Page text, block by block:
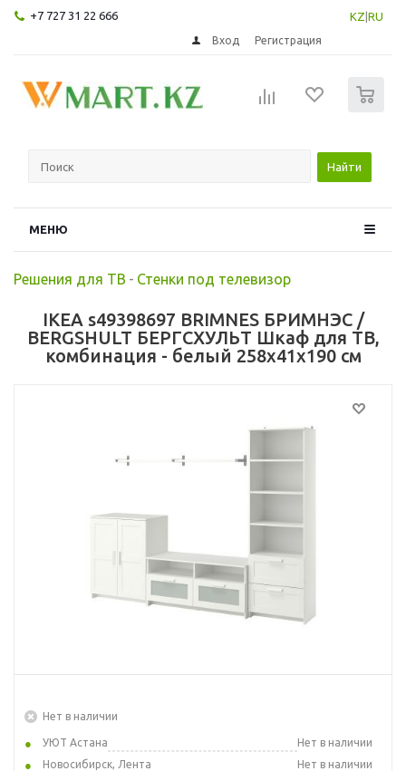
+7 727 31 22 666 KZ RU
Вход Регистрация
Найти
МЕНЮ
Решения для ТВ - Стенки под телевизор
IKEA s49398697 BRIMNES БРИМНЭС /
BERGSHULT БЕРГСХУЛЬТ Шкаф для ТВ,
комбинация - белый 258x41x190 см
Нет в наличии
УЮТ Астана
Нет в наличии
Новосибирск, Лента
Нет в наличии